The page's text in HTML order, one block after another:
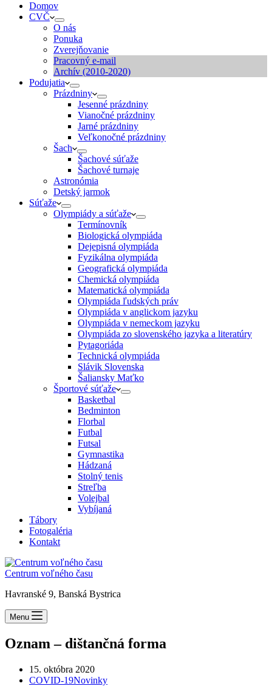
Domov
CVČ
O nás
Ponuka
Zverejňovanie
Pracovný e-mail
Archív (2010-2020)
Podujatia
Prázdniny
Jesenné prázdniny
Vianočné prázdniny
Jarné prázdniny
Veľkonočné prázdniny
Šach
Šachové súťaže
Šachové turnaje
Astronómia
Detský jarmok
Súťaže
Olympiády a súťaže
Termínovník
Biologická olympiáda
Dejepisná olympiáda
Fyzikálna olympiáda
Geografická olympiáda
Chemická olympiáda
Matematická olympiáda
Olympiáda ľudských práv
Olympiáda v anglickom jazyku
Olympiáda v nemeckom jazyku
Olympiáda zo slovenského jazyka a literatúry
Pytagoriáda
Technická olympiáda
Slávik Slovenska
Šaliansky Maťko
Športové súťaže
Basketbal
Bedminton
Florbal
Futbal
Futsal
Gymnastika
Hádzaná
Stolný tenis
Streľba
Volejbal
Vybíjaná
Tábory
Fotogaléria
Kontakt
Centrum voľného času
Havranské 9, Banská Bystrica
Menu
Oznam – dištančná forma
15. októbra 2020
COVID-19Novinky